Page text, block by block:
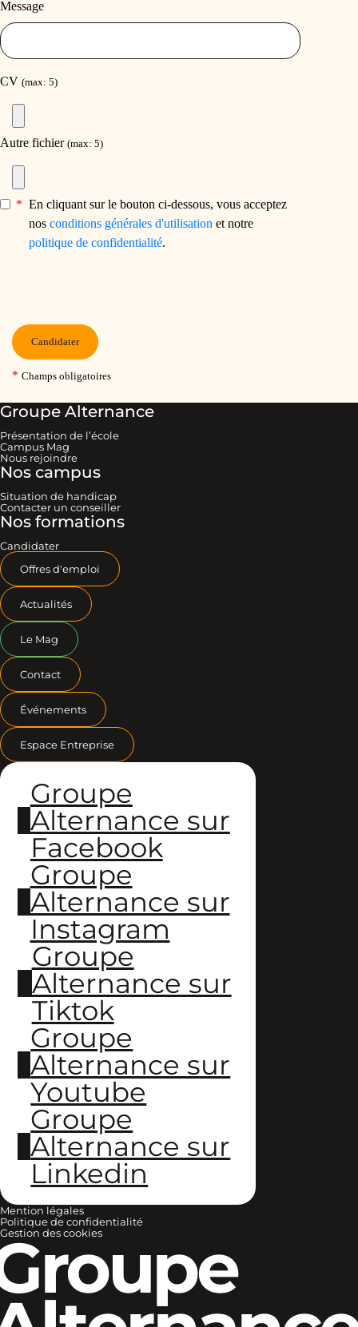
Groupe Alternance
Présentation de l’école
Campus Mag
Nous rejoindre
Nos campus
Situation de handicap
Contacter un conseiller
Nos formations
Candidater
Offres d'emploi
Actualités
Le Mag
Contact
Événements
Espace Entreprise
Groupe
Alternance sur
Facebook
Groupe
Alternance sur
Instagram
Groupe
Alternance sur
Tiktok
Groupe
Alternance sur
Youtube
Groupe
Alternance sur
Linkedin
Mention légales
Politique de confidentialité
Gestion des cookies